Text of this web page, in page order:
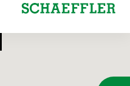
wyszukiwania nie